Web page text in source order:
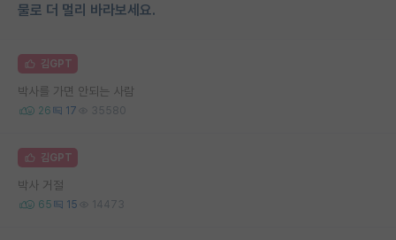
물로 더 멀리 바라보세요.
김GPT
박사를 가면 안되는 사람
26 17 35580
김GPT
박사 거절
65 15 14473